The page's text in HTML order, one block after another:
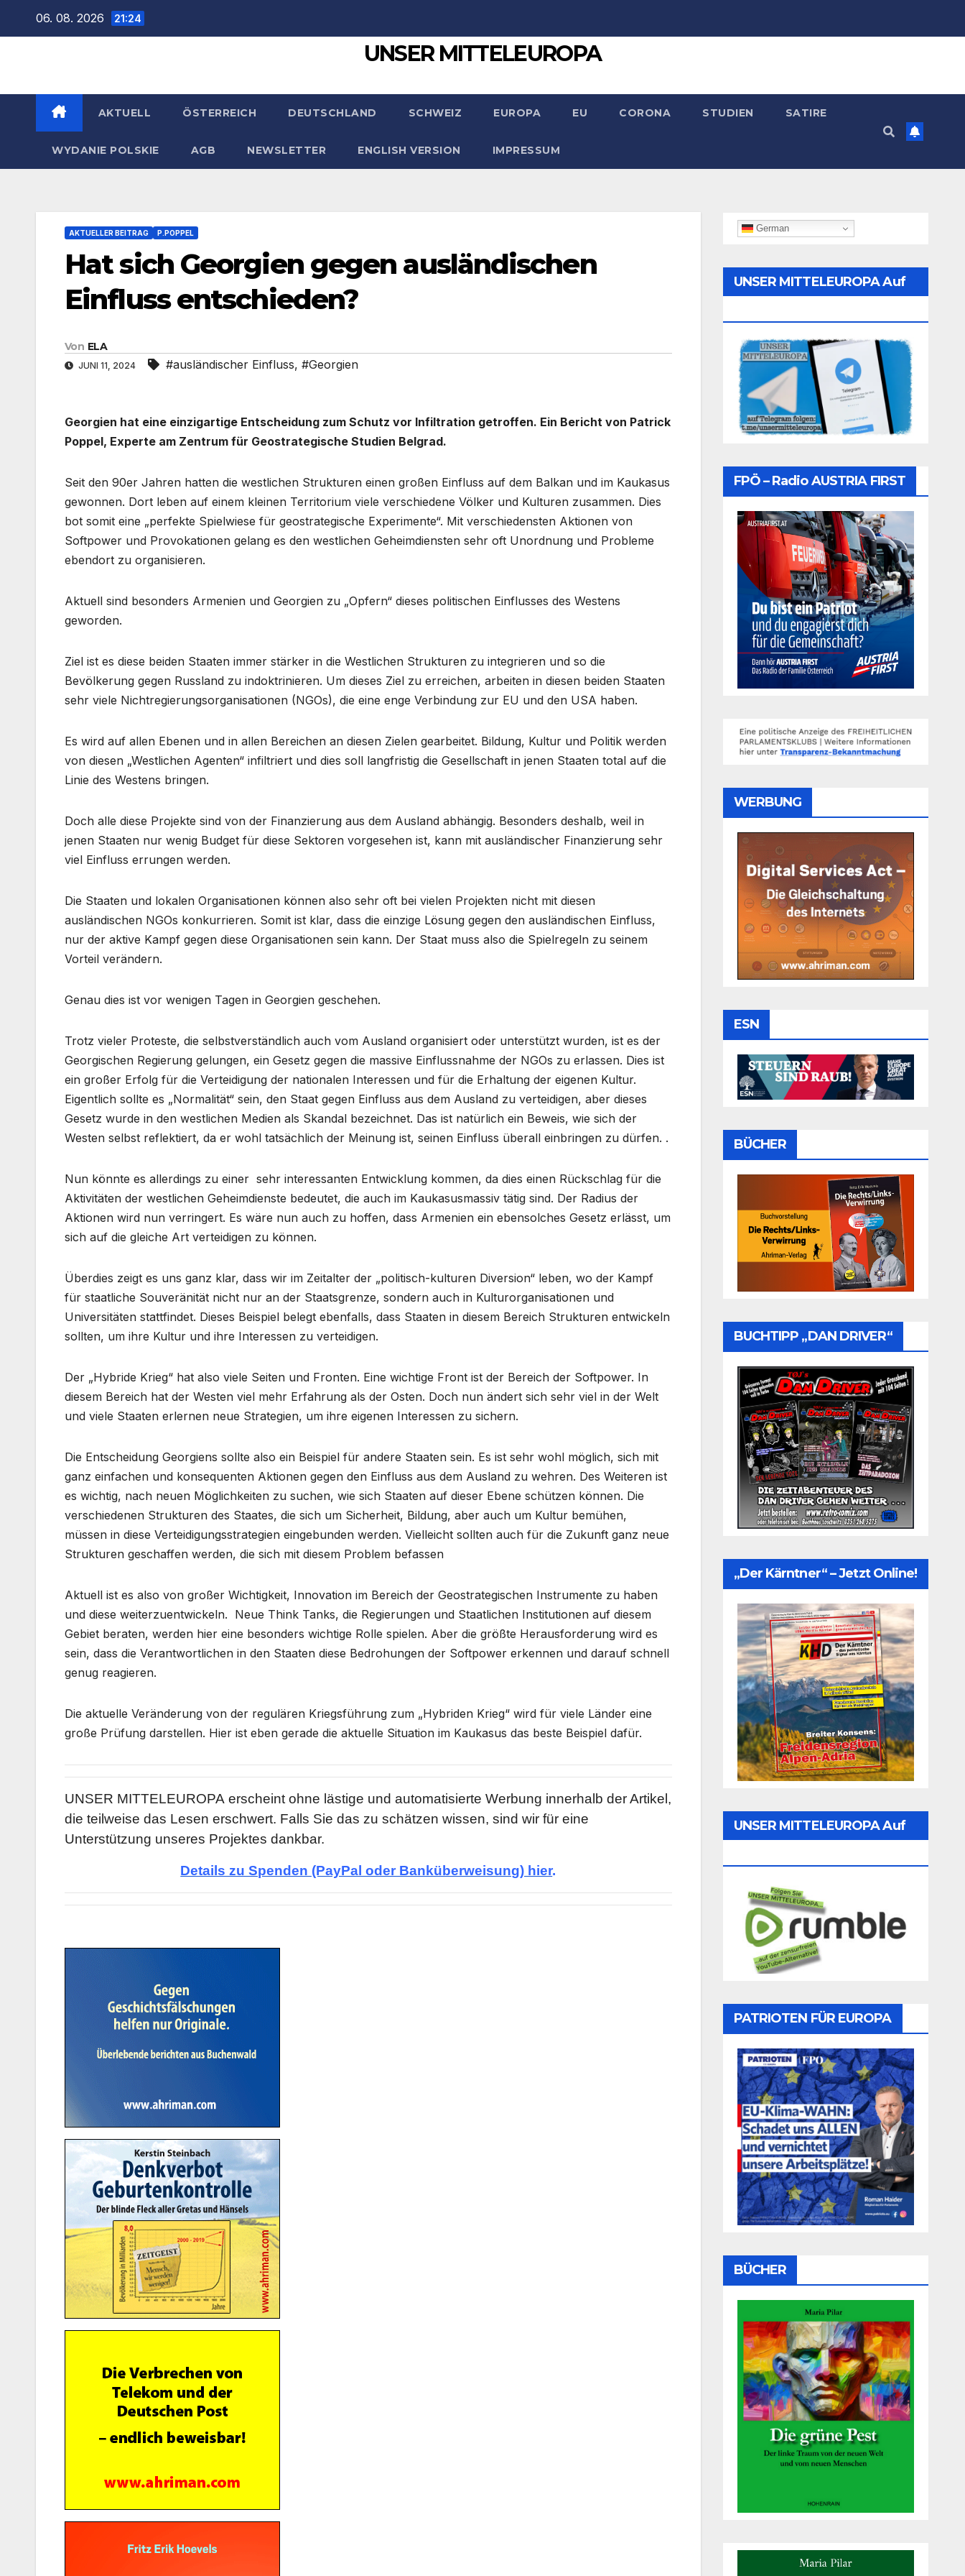
06. 08. 2026 21:24
UNSER MITTELEUROPA
AKTUELL ÖSTERREICH DEUTSCHLAND SCHWEIZ EUROPA EU CORONA STUDIEN SATIRE
WYDANIE POLSKIE AGB NEWSLETTER ENGLISH VERSION IMPRESSUM
AKTUELLER BEITRAG P.POPPEL
Hat sich Georgien gegen ausländischen
Einfluss entschieden?
Von ELA
JUNI 11, 2024 #ausländischer Einfluss, #Georgien
Georgien hat eine einzigartige Entscheidung zum Schutz vor Infiltration getroffen. Ein Bericht von Patrick
Poppel, Experte am Zentrum für Geostrategische Studien Belgrad.
Seit den 90er Jahren hatten die westlichen Strukturen einen großen Einfluss auf dem Balkan und im Kaukasus
gewonnen. Dort leben auf einem kleinen Territorium viele verschiedene Völker und Kulturen zusammen. Dies
bot somit eine „perfekte Spielwiese für geostrategische Experimente“. Mit verschiedensten Aktionen von
Softpower und Provokationen gelang es den westlichen Geheimdiensten sehr oft Unordnung und Probleme
ebendort zu organisieren.
Aktuell sind besonders Armenien und Georgien zu „Opfern“ dieses politischen Einflusses des Westens
geworden.
Ziel ist es diese beiden Staaten immer stärker in die Westlichen Strukturen zu integrieren und so die
Bevölkerung gegen Russland zu indoktrinieren. Um dieses Ziel zu erreichen, arbeiten in diesen beiden Staaten
sehr viele Nichtregierungsorganisationen (NGOs), die eine enge Verbindung zur EU und den USA haben.
Es wird auf allen Ebenen und in allen Bereichen an diesen Zielen gearbeitet. Bildung, Kultur und Politik werden
von diesen „Westlichen Agenten“ infiltriert und dies soll langfristig die Gesellschaft in jenen Staaten total auf die
Linie des Westens bringen.
Doch alle diese Projekte sind von der Finanzierung aus dem Ausland abhängig. Besonders deshalb, weil in
jenen Staaten nur wenig Budget für diese Sektoren vorgesehen ist, kann mit ausländischer Finanzierung sehr
viel Einfluss errungen werden.
Die Staaten und lokalen Organisationen können also sehr oft bei vielen Projekten nicht mit diesen
ausländischen NGOs konkurrieren. Somit ist klar, dass die einzige Lösung gegen den ausländischen Einfluss,
nur der aktive Kampf gegen diese Organisationen sein kann. Der Staat muss also die Spielregeln zu seinem
Vorteil verändern.
Genau dies ist vor wenigen Tagen in Georgien geschehen.
Trotz vieler Proteste, die selbstverständlich auch vom Ausland organisiert oder unterstützt wurden, ist es der
Georgischen Regierung gelungen, ein Gesetz gegen die massive Einflussnahme der NGOs zu erlassen. Dies ist
ein großer Erfolg für die Verteidigung der nationalen Interessen und für die Erhaltung der eigenen Kultur.
Eigentlich sollte es „Normalität“ sein, den Staat gegen Einfluss aus dem Ausland zu verteidigen, aber dieses
Gesetz wurde in den westlichen Medien als Skandal bezeichnet. Das ist natürlich ein Beweis, wie sich der
Westen selbst reflektiert, da er wohl tatsächlich der Meinung ist, seinen Einfluss überall einbringen zu dürfen. .
Nun könnte es allerdings zu einer sehr interessanten Entwicklung kommen, da dies einen Rückschlag für die
Aktivitäten der westlichen Geheimdienste bedeutet, die auch im Kaukasusmassiv tätig sind. Der Radius der
Aktionen wird nun verringert. Es wäre nun auch zu hoffen, dass Armenien ein ebensolches Gesetz erlässt, um
sich auf die gleiche Art verteidigen zu können.
Überdies zeigt es uns ganz klar, dass wir im Zeitalter der „politisch-kulturen Diversion“ leben, wo der Kampf
für staatliche Souveränität nicht nur an der Staatsgrenze, sondern auch in Kulturorganisationen und
Universitäten stattfindet. Dieses Beispiel belegt ebenfalls, dass Staaten in diesem Bereich Strukturen entwickeln
sollten, um ihre Kultur und ihre Interessen zu verteidigen.
Der „Hybride Krieg“ hat also viele Seiten und Fronten. Eine wichtige Front ist der Bereich der Softpower. In
diesem Bereich hat der Westen viel mehr Erfahrung als der Osten. Doch nun ändert sich sehr viel in der Welt
und viele Staaten erlernen neue Strategien, um ihre eigenen Interessen zu sichern.
Die Entscheidung Georgiens sollte also ein Beispiel für andere Staaten sein. Es ist sehr wohl möglich, sich mit
ganz einfachen und konsequenten Aktionen gegen den Einfluss aus dem Ausland zu wehren. Des Weiteren ist
es wichtig, nach neuen Möglichkeiten zu suchen, wie sich Staaten auf dieser Ebene schützen können. Die
verschiedenen Strukturen des Staates, die sich um Sicherheit, Bildung, aber auch um Kultur bemühen,
müssen in diese Verteidigungsstrategien eingebunden werden. Vielleicht sollten auch für die Zukunft ganz neue
Strukturen geschaffen werden, die sich mit diesem Problem befassen
Aktuell ist es also von großer Wichtigkeit, Innovation im Bereich der Geostrategischen Instrumente zu haben
und diese weiterzuentwickeln. Neue Think Tanks, die Regierungen und Staatlichen Institutionen auf diesem
Gebiet beraten, werden hier eine besonders wichtige Rolle spielen. Aber die größte Herausforderung wird es
sein, dass die Verantwortlichen in den Staaten diese Bedrohungen der Softpower erkennen und darauf schnell
genug reagieren.
Die aktuelle Veränderung von der regulären Kriegsführung zum „Hybriden Krieg“ wird für viele Länder eine
große Prüfung darstellen. Hier ist eben gerade die aktuelle Situation im Kaukasus das beste Beispiel dafür.
UNSER MITTELEUROPA erscheint ohne lästige und automatisierte Werbung innerhalb der Artikel,
die teilweise das Lesen erschwert. Falls Sie das zu schätzen wissen, sind wir für eine
Unterstützung unseres Projektes dankbar.
Details zu Spenden (PayPal oder Banküberweisung) hier.
German
UNSER MITTELEUROPA Auf
FPÖ – Radio AUSTRIA FIRST
WERBUNG
ESN
BÜCHER
BUCHTIPP „DAN DRIVER“
„Der Kärntner“ – Jetzt Online!
UNSER MITTELEUROPA Auf
PATRIOTEN FÜR EUROPA
BÜCHER